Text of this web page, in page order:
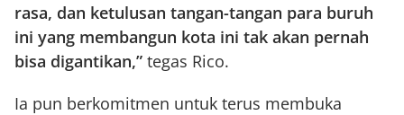
rasa, dan ketulusan tangan-tangan para buruh
ini yang membangun kota ini tak akan pernah
bisa digantikan,” tegas Rico.
Ia pun berkomitmen untuk terus membuka